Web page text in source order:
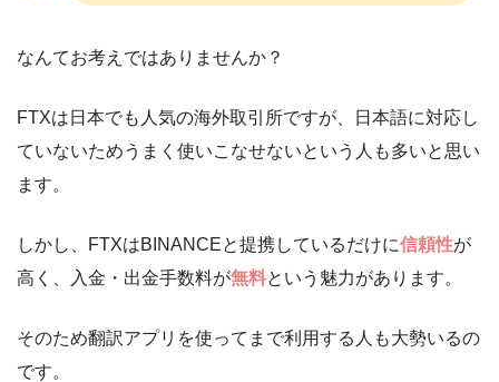
なんてお考えではありませんか？
FTXは日本でも人気の海外取引所ですが、日本語に対応し
ていないためうまく使いこなせないという人も多いと思い
ます。
しかし、FTXはBINANCEと提携しているだけに信頼性が
高く、入金・出金手数料が無料という魅力があります。
そのため翻訳アプリを使ってまで利用する人も大勢いるの
です。